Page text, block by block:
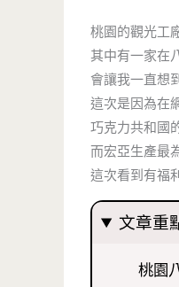
桃園的觀光工
其中有一家在
會讓我一直想
這次是因為在
巧克力共和國
而宏亞生產最
這次看到有福
文章重
桃園